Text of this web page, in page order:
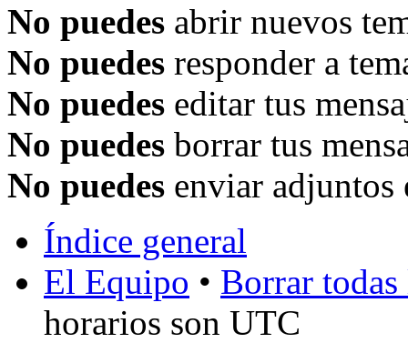
No puedes abrir nuevos
No puedes responder a
No puedes editar tus
No puedes borrar tus
No puedes enviar adjuntos
Índice general
El Equipo • Borrar
horarios son UTC